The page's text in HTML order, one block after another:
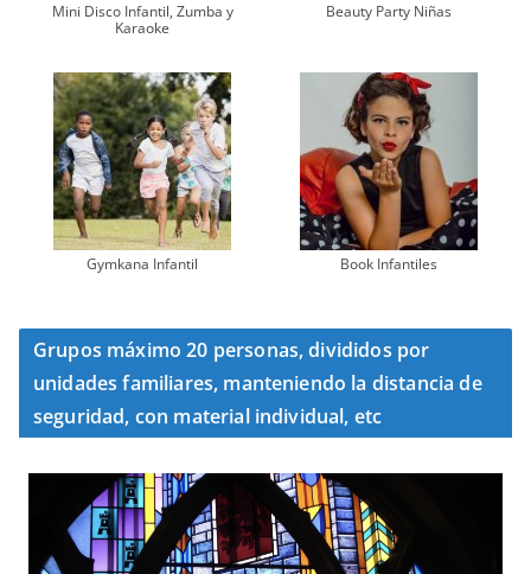
Mini Disco Infantil, Zumba y
Karaoke
Beauty Party Niñas
Gymkana Infantil Book Infantiles
Grupos máximo 20 personas, divididos por
unidades familiares, manteniendo la distancia de
seguridad, con material individual, etc